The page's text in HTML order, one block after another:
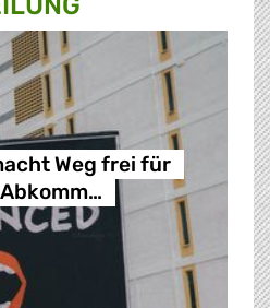
Weg frei für